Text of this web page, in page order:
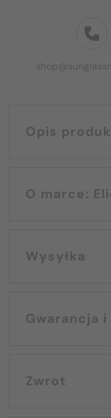
Opis
O
Wysyłka
Gwarancja
Zwrot